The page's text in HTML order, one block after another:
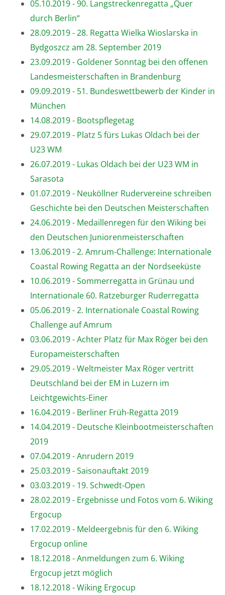
05.10.2019 - 90. Langstreckenregatta „Quer
durch Berlin“
28.09.2019 - 28. Regatta Wielka Wioslarska in
Bydgoszcz am 28. September 2019
23.09.2019 - Goldener Sonntag bei den offenen
Landesmeisterschaften in Brandenburg
09.09.2019 - 51. Bundeswettbewerb der Kinder in
München
14.08.2019 - Bootspflegetag
29.07.2019 - Platz 5 fürs Lukas Oldach bei der
U23 WM
26.07.2019 - Lukas Oldach bei der U23 WM in
Sarasota
01.07.2019 - Neuköllner Rudervereine schreiben
Geschichte bei den Deutschen Meisterschaften
24.06.2019 - Medaillenregen für den Wiking bei
den Deutschen Juniorenmeisterschaften
13.06.2019 - 2. Amrum-Challenge: Internationale
Coastal Rowing Regatta an der Nordseeküste
10.06.2019 - Sommerregatta in Grünau und
Internationale 60. Ratzeburger Ruderregatta
05.06.2019 - 2. Internationale Coastal Rowing
Challenge auf Amrum
03.06.2019 - Achter Platz für Max Röger bei den
Europameisterschaften
29.05.2019 - Weltmeister Max Röger vertritt
Deutschland bei der EM in Luzern im
Leichtgewichts-Einer
16.04.2019 - Berliner Früh-Regatta 2019
14.04.2019 - Deutsche Kleinbootmeisterschaften
2019
07.04.2019 - Anrudern 2019
25.03.2019 - Saisonauftakt 2019
03.03.2019 - 19. Schwedt-Open
28.02.2019 - Ergebnisse und Fotos vom 6. Wiking
Ergocup
17.02.2019 - Meldeergebnis für den 6. Wiking
Ergocup online
18.12.2018 - Anmeldungen zum 6. Wiking
Ergocup jetzt möglich
18.12.2018 - Wiking Ergocup